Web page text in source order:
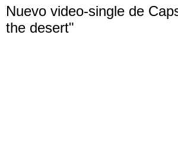
Nuevo video-single de
the desert"